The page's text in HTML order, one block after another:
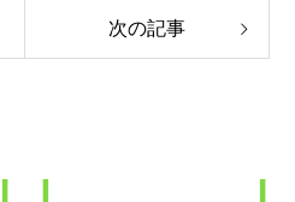
次の記事